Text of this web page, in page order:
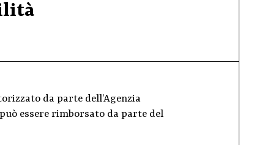
da parte dell’Agenzia
essere rimborsato da parte del